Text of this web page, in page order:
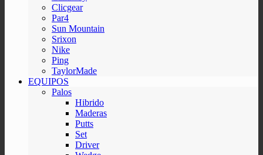
Clicgear
Par4
Sun Mountain
Srixon
Nike
Ping
TaylorMade
EQUIPOS
Palos
Hibrido
Maderas
Putts
Set
Driver